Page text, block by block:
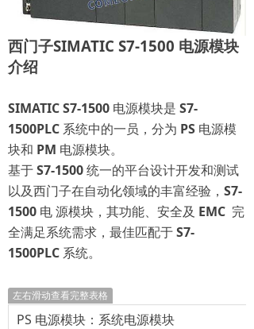
西门子SIMATIC S7-1500 电源模块
介绍
SIMATICS7-1500 电源模块是 S7-
1500PLC 系统中的一员，分为 PS 电源模
块和 PM 电源模块。
基于S7-1500统一的平台设计开发和测试
以及西门子在自动化领域的丰富经验， S7-
1500 电 源模块，其功能、安全及 EMC 完
全满足系统需求，最佳匹配于S7-
1500PLC 系统。
左右滑动查看完整表格
PS 电源模块：系统电源模块